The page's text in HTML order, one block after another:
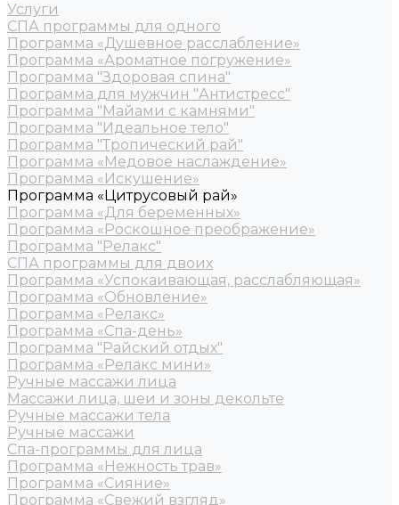
Услуги
СПА программы для одного
Программа «Душевное расслабление»
Программа «Ароматное погружение»
Программа "Здоровая спина"
Программа для мужчин "Антистресс"
Программа "Майами с камнями"
Программа "Идеальное тело"
Программа "Тропический рай"
Программа «Медовое наслаждение»
Программа «Искушение»
Программа «Цитрусовый рай»
Программа «Для беременных»
Программа «Роскошное преображение»
Программа "Релакс"
СПА программы для двоих
Программа «Успокаивающая, расслабляющая»
Программа «Обновление»
Программа «Релакс»
Программа «Спа-день»
Программа "Райский отдых"
Программа «Релакс мини»
Ручные массажи лица
Массажи лица, шеи и зоны декольте
Ручные массажи тела
Ручные массажи
Спа-программы для лица
Программа «Нежность трав»
Программа «Сияние»
Программа «Свежий взгляд»